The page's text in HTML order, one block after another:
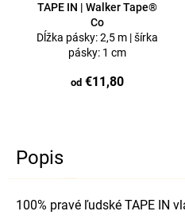
TAPE IN | Walker Tape®
Co
Dĺžka pásky: 2,5 m | šírka
pásky: 1 cm
od€11,80
Popis
100% pravé ľudské TAPE IN